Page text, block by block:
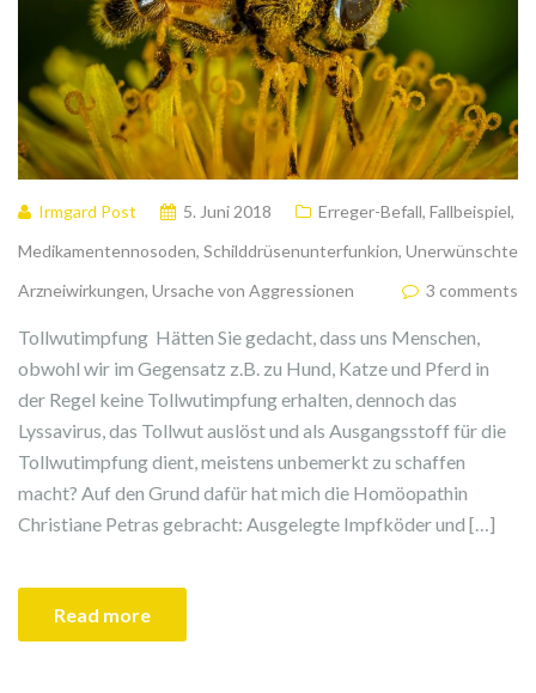
Irmgard Post 5. Juni 2018 Erreger-Befall, Fallbeispiel,
Medikamentennosoden, Schilddrüsenunterfunkion, Unerwünschte
Arzneiwirkungen, Ursache von Aggressionen 3 comments
Tollwutimpfung Hätten Sie gedacht, dass uns Menschen,
obwohl wir im Gegensatz z.B. zu Hund, Katze und Pferd in
der Regel keine Tollwutimpfung erhalten, dennoch das
Lyssavirus, das Tollwut auslöst und als Ausgangsstoff für die
Tollwutimpfung dient, meistens unbemerkt zu schaffen
macht? Auf den Grund dafür hat mich die Homöopathin
Christiane Petras gebracht: Ausgelegte Impfköder und […]
Read more